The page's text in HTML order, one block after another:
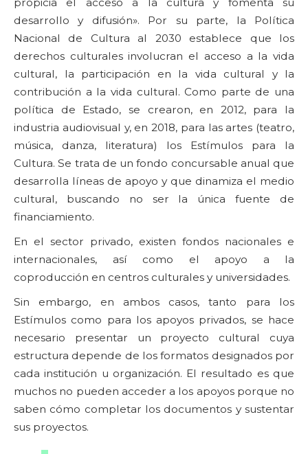
desarrollo y difusión». Por su parte, la Política
Nacional de Cultura al 2030 establece que los
derechos culturales involucran el acceso a la vida
cultural, la participación en la vida cultural y la
contribución a la vida cultural. Como parte de una
política de Estado, se crearon, en 2012, para la
industria audiovisual y, en 2018, para las artes (teatro,
música, danza, literatura) los Estímulos para la
Cultura. Se trata de un fondo concursable anual que
desarrolla líneas de apoyo y que dinamiza el medio
cultural, buscando no ser la única fuente de
financiamiento.
En el sector privado, existen fondos nacionales e
internacionales, así como el apoyo a la
coproducción en centros culturales y universidades.
Sin embargo, en ambos casos, tanto para los
Estímulos como para los apoyos privados, se hace
necesario presentar un proyecto cultural cuya
estructura depende de los formatos designados por
cada institución u organización. El resultado es que
muchos no pueden acceder a los apoyos porque no
saben cómo completar los documentos y sustentar
sus proyectos.